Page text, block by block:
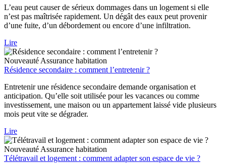
L’eau peut causer de sérieux dommages dans un logement si elle
n’est pas maîtrisée rapidement. Un dégât des eaux peut provenir
d’une fuite, d’un débordement ou encore d’une infiltration.
Lire
Nouveauté Assurance habitation
Résidence secondaire : comment l’entretenir ?
Entretenir une résidence secondaire demande organisation et
anticipation. Qu’elle soit utilisée pour les vacances ou comme
investissement, une maison ou un appartement laissé vide plusieurs
mois peut vite se dégrader.
Lire
Nouveauté Assurance habitation
Télétravail et logement : comment adapter son espace de vie ?